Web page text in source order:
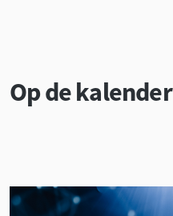
Op de kalender